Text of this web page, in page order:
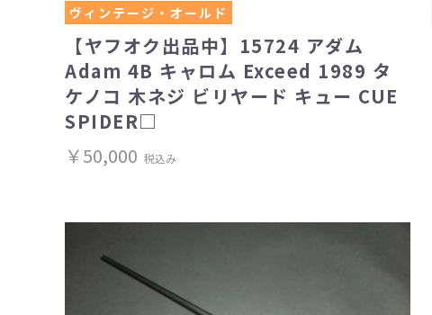
ヴィンテージ・オールド
【ヤフオク出品中】15724 アダム
Adam 4B キャロム Exceed 1989 タ
ケノコ 木ネジ ビリヤード キュー CUE
SPIDER□
￥50,000 税込み